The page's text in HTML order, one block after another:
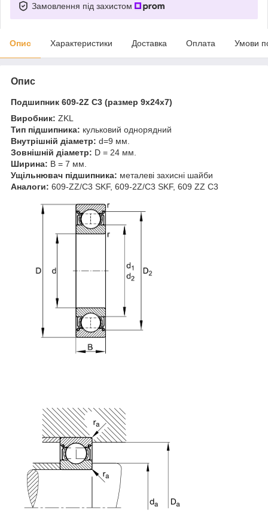
Замовлення під захистом
Опис Характеристики Доставка Оплата Умови
Опис
Подшипник 609-2Z C3 (размер 9x24x7)
Виробник: ZKL
Тип підшипника: кульковий однорядний
Внутрішній діаметр: d=9 мм.
Зовнішній діаметр: D = 24 мм.
Ширина: B = 7 мм.
Ущільнювач підшипника: металеві захисні шайби
Аналоги: 609-ZZ/C3 SKF, 609-2Z/C3 SKF, 609 ZZ C3